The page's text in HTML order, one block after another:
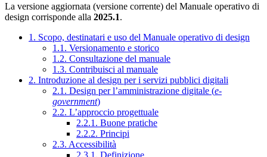
La versione aggiornata (versione corrente) del Manuale operativo di
design corrisponde alla 2025.1.
1. Scopo, destinatari e uso del Manuale operativo di design
1.1. Versionamento e storico
1.2. Consultazione del manuale
1.3. Contribuisci al manuale
2. Introduzione al design per i servizi pubblici digitali
2.1. Design per l’amministrazione digitale (e-
government)
2.2. L’approccio progettuale
2.2.1. Buone pratiche
2.2.2. Principi
2.3. Accessibilità
2.3.1. Definizione